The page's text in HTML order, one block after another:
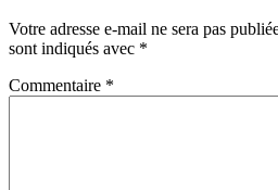
Votre adresse e-mail ne sera pas
sont indiqués avec *
Commentaire *